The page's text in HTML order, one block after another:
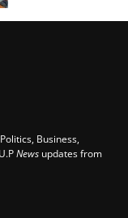
Business,
News updates from